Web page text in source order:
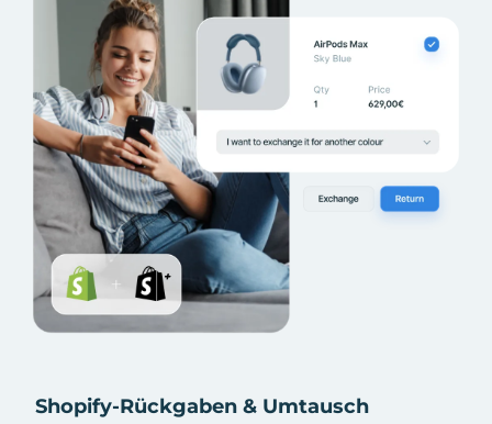
Shopify-Rückgaben & Umtausch